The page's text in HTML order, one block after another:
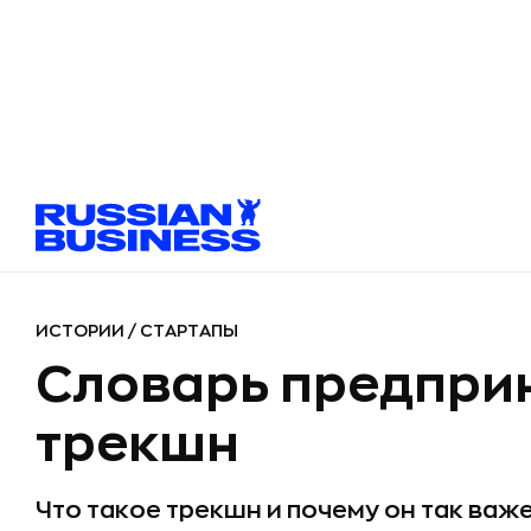
ИСТОРИИ / СТАРТАПЫ
Словарь
трекшн
Что такое трекшн и почему он так